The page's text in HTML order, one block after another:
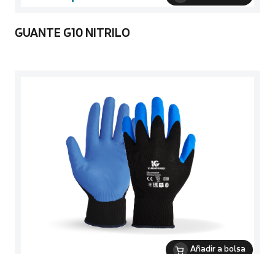
GUANTE G10 NITRILO
Añadir a bolsa